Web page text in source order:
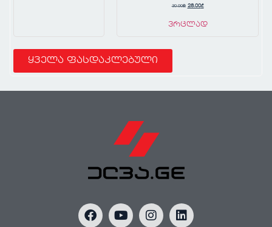
30.00₾ 28.00₾
ვრცლად
ყველა ფასდაკლებული